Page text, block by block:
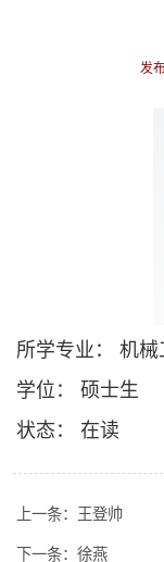
发
所学专业： 机械
学位： 硕士生
状态： 在读
上一条： 王登帅
下一条： 徐燕